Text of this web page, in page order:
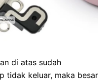
di atas sudah
tidak keluar, maka besar